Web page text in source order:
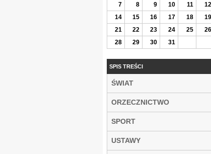
7
8 9 10 11 12
14
15 16 17 18 19
21
22 23 24 25 26
28
29 30 31
SPIS TREŚCI
ŚWIAT
ORZECZNICTWO
SPORT
USTAWY